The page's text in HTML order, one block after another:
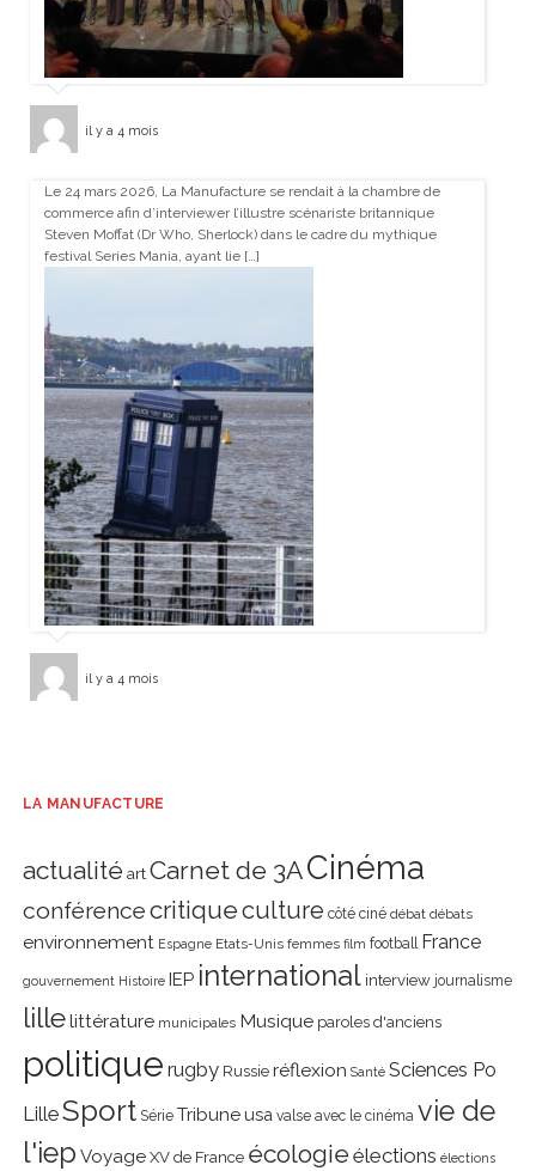
il y a 4 mois
Le 24 mars 2026, La Manufacture se rendait à la chambre de
commerce afin d’interviewer l’illustre scénariste britannique
Steven Moffat (Dr Who, Sherlock) dans le cadre du mythique
festival Series Mania, ayant lie […]
il y a 4 mois
LA MANUFACTURE
actualité art Carnet de 3ACinéma
conférencecritiqueculture côté ciné débat débats
environnement Espagne Etats-Unis femmes film football France
gouvernement Histoire IEP international interview journalisme
lillelittérature municipales Musique paroles d'anciens
politique rugby Russie réflexion Santé Sciences Po
LilleSport Série Tribune usa valse avec le cinéma vie de
l'iep Voyage XV de France écologie élections élections